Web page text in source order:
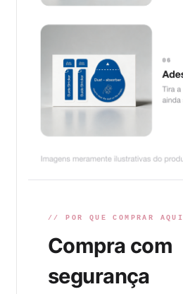
// POR QUE COMPRAR AQUI
Compra com
segurança